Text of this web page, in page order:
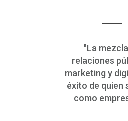
"La
relaciones
marketing y
éxito de quien
como